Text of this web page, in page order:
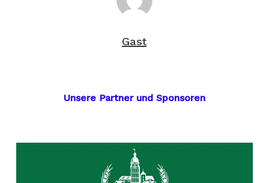
Gast
Unsere Partner und Sponsoren